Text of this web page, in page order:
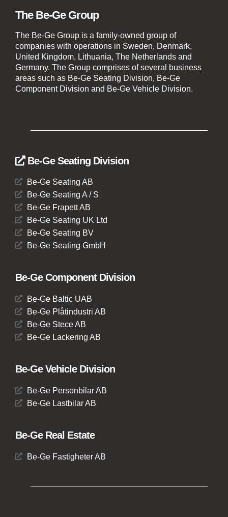
The Be-Ge Group
The Be-Ge Group is a family-owned group of
companies with operations in Sweden, Denmark,
United Kingdom, Lithuania, The Netherlands and
Germany. The Group comprises of several business
areas such as Be-Ge Seating Division, Be-Ge
Component Division and Be-Ge Vehicle Division.
Be-Ge Seating Division
Be-Ge Seating AB
Be-Ge Seating A / S
Be-Ge Frapett AB
Be-Ge Seating UK Ltd
Be-Ge Seating BV
Be-Ge Seating GmbH
Be-Ge Component Division
Be-Ge Baltic UAB
Be-Ge Plåtindustri AB
Be-Ge Stece AB
Be-Ge Lackering AB
Be-Ge Vehicle Division
Be-Ge Personbilar AB
Be-Ge Lastbilar AB
Be-Ge Real Estate
Be-Ge Fastigheter AB